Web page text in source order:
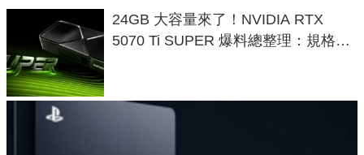
24GB 大容量來了！NVIDIA RTX
5070 Ti SUPER 爆料總整理：規格、